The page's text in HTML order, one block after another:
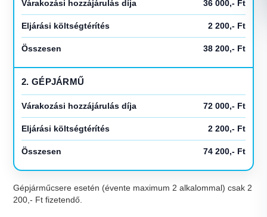
Várakozási hozzájárulás díja 36 000,- Ft
Eljárási költségtérítés 2 200,- Ft
Összesen 38 200,- Ft
2. GÉPJÁRMŰ
Várakozási hozzájárulás díja 72 000,- Ft
Eljárási költségtérítés 2 200,- Ft
Összesen 74 200,- Ft
Gépjárműcsere esetén (évente maximum 2 alkalommal) csak 2
200,- Ft fizetendő.